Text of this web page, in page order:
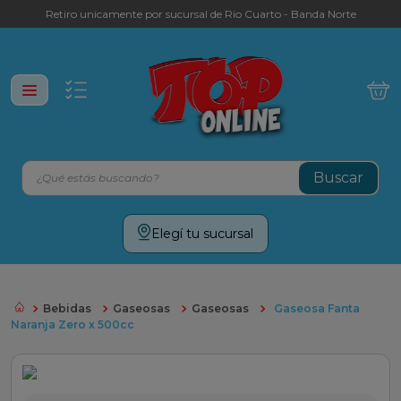
Retiro unicamente por sucursal de Rio Cuarto - Banda Norte
¿Qué estás buscando?
Elegí tu sucursal
Bebidas Gaseosas Gaseosas
Gaseosa Fanta
Naranja Zero x 500cc
Términos más buscados
galletitas